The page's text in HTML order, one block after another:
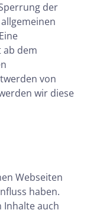
der
ab dem
von
wir diese
Webseiten
haben.
Inhalte auch